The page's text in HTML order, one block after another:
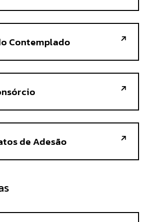
Contemplado
de Adesão